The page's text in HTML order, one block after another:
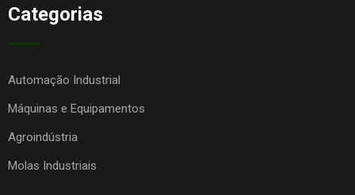
Categorias
Automação Industrial
Máquinas e Equipamentos
Agroindústria
Molas Industriais